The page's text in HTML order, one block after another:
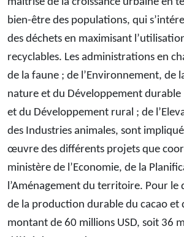
bien-être des populations, qui
des déchets en maximisant
recyclables. Les administrations en
de la faune ; de l’Environnement, de
nature et du Développement durable
et du Développement rural ; de
des Industries animales, sont
œuvre des différents projets que
ministère de l’Economie, de la
l’Aménagement du territoire. Pour le
de la production durable du cacao et
montant de 60 millions USD, soit 36